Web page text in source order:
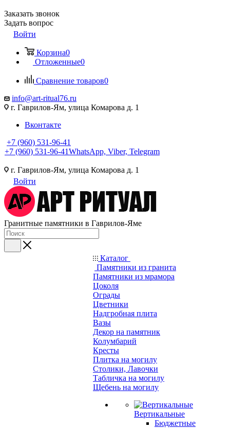
Заказать звонок
Задать вопрос
Войти
Корзина0
Отложенные0
Сравнение товаров0
info@art-ritual76.ru
г. Гаврилов-Ям, улица Комарова д. 1
Вконтакте
+7 (960) 531-96-41
+7 (960) 531-96-41WhatsApp, Viber, Telegram
г. Гаврилов-Ям, улица Комарова д. 1
Войти
Гранитные памятники в Гаврилов-Яме
Каталог
Памятники из гранита
Памятники из мрамора
Цоколя
Ограды
Цветники
Надгробная плита
Вазы
Декор на памятник
Колумбарий
Кресты
Плитка на могилу
Столики, Лавочки
Табличка на могилу
Щебень на могилу
Вертикальные
Бюджетные